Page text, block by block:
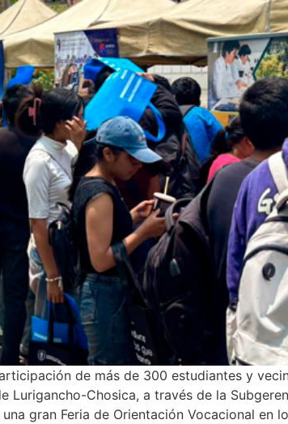
de más de 300 estudiantes y
Chosica, a través de la
gran Feria de Orientación Vocacional en